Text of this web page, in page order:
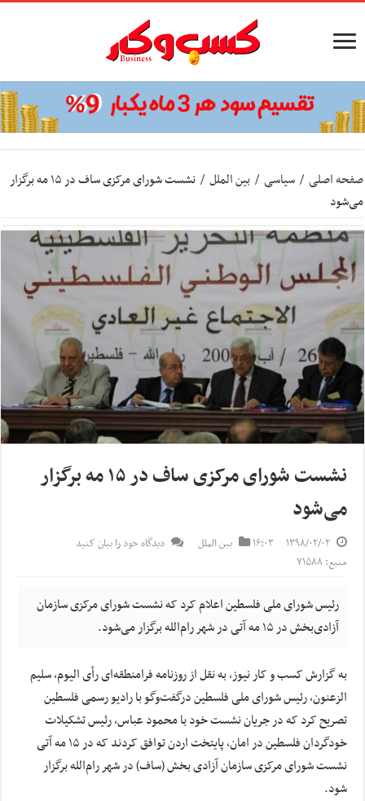
صفحه اصلی / سیاسی / بین الملل /
نشست شورای مرکزی ساف در ۱۵ مه برگزار
می‌شود
نشست شورای مرکزی ساف در ۱۵ مه برگزار
می‌شود
۱۳۹۸/۰۲/۰۲ ۱۶:۰۳ بین الملل
دیدگاه خود را بیان کنید
منبع: ۷۱۵۸۸
رئیس شورای ملی فلسطین اعلام کرد که نشست شورای مرکزی سازمان
آزادی‌بخش در ۱۵ مه آتی در شهر رام‌الله برگزار می‌شود.
به گزارش کسب و کار نیوز، به نقل از روزنامه فرامنطقه‌ای رأی‌ الیوم، سلیم
الزعنون، رئیس شورای ملی فلسطین درگفت‌وگو با رادیو رسمی فلسطین
تصریح کرد که در جریان نشست خود با محمود عباس، رئیس تشکیلات
خودگردان فلسطین در امان، پایتخت اردن توافق کردند که در ۱۵ مه آتی
نشست شورای مرکزی سازمان آزادی بخش (ساف) در شهر رام‌الله برگزار
شود.